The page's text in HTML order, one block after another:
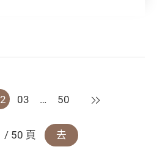
03 … 50 下一頁
/ 50 頁 去